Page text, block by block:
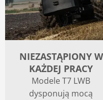
NIEZASTĄPIONY W
KAŻDEJ PRACY
Modele T7 LWB
dysponują mocą
Kariera
O nas
Kontakt
Blog